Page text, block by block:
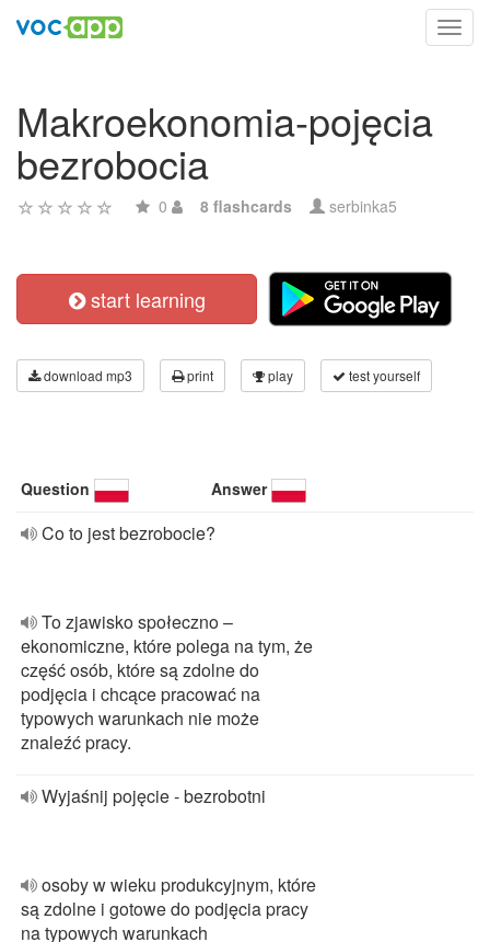
Makroekonomia-pojęcia
bezrobocia
0 8 flashcards serbinka5
start learning
download mp3 print play test yourself
Question Answer
Co to jest bezrobocie?
To zjawisko społeczno –
ekonomiczne, które polega na tym, że
część osób, które są zdolne do
podjęcia i chcące pracować na
typowych warunkach nie może
znaleźć pracy.
Wyjaśnij pojęcie - bezrobotni
osoby w wieku produkcyjnym, które
są zdolne i gotowe do podjęcia pracy
na typowych warunkach